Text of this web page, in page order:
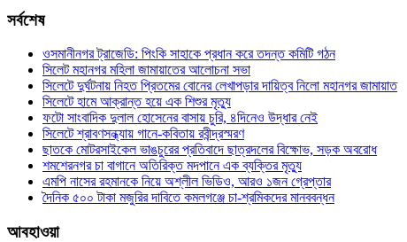
সর্বশেষ
ওসমানীনগর ট্রাজেডি: পিংকি সাহাকে প্রধান করে তদন্ত কমিটি গঠন
সিলেট মহানগর মহিলা জামায়াতের আলোচনা সভা
সিলেটে দুর্ঘটনায় নিহত প্রিতমের বোনের লেখাপড়ার দায়িত্ব নিলো মহানগর জামায়াত
সিলেটে হামে আক্রান্ত হয়ে এক শিশুর মৃত্যু
ফটো সাংবাদিক দুলাল হোসেনের বাসায় চুরি, ৪দিনেও উদ্ধার নেই
সিলেটে শ্রাবণসন্ধ্যায় গানে-কবিতায় রবীন্দ্রস্মরণ
ছাতকে মোটরসাইকেল ভাঙচুরের প্রতিবাদে ছাত্রদলের বিক্ষোভ, সড়ক অবরোধ
শমশেরনগর চা বাগানে অতিরিক্ত মদপানে এক ব্যক্তির মৃত্যু
এমপি নাসের রহমানকে নিয়ে অশ্লীল ভিডিও, আরও ১জন গ্রেপ্তার
দৈনিক ৫০০ টাকা মজুরির দাবিতে কমলগঞ্জে চা-শ্রমিকদের মানববন্ধন
আবহাওয়া